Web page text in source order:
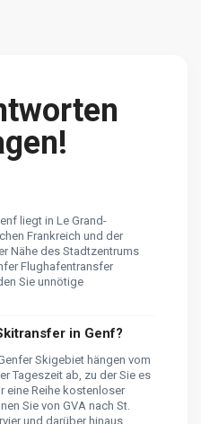
liegt in Le Grand-
Frankreich und der
Nähe des Stadtzentrums
Flughafentransfer
Sie unnötige
in Genf?
Skigebiet hängen vom
Tageszeit ab, zu der Sie es
eine Reihe kostenloser
Sie von GVA nach St.
und darüber hinaus